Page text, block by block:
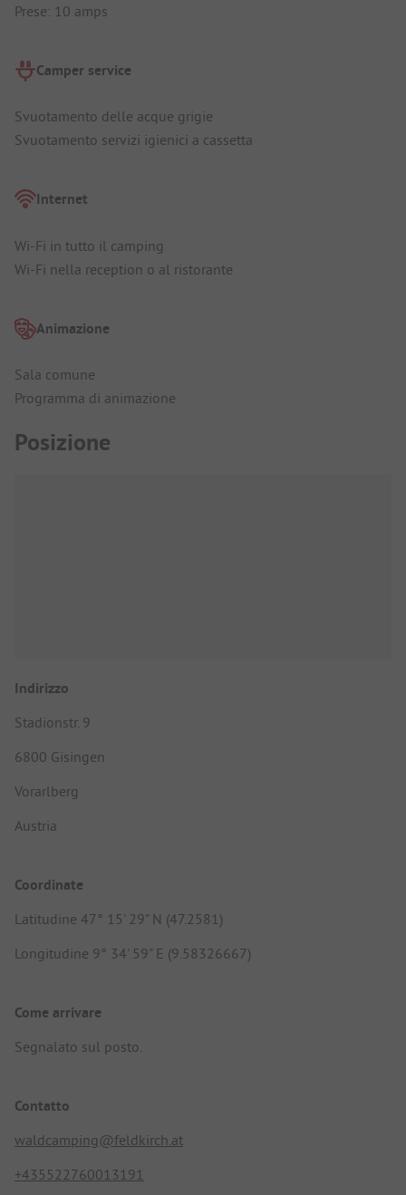
Prese: 10 amps
Camper service
Svuotamento delle acque grigie
Svuotamento servizi igienici a cassetta
Internet
Wi-Fi in tutto il camping
Wi-Fi nella reception o al ristorante
Animazione
Sala comune
Programma di animazione
Posizione
Indirizzo
Stadionstr. 9
6800 Gisingen
Vorarlberg
Austria
Coordinate
Latitudine 47° 15' 29" N (47.2581)
Longitudine 9° 34' 59" E (9.58326667)
Come arrivare
Segnalato sul posto.
Contatto
waldcamping@feldkirch.at
+435522760013191